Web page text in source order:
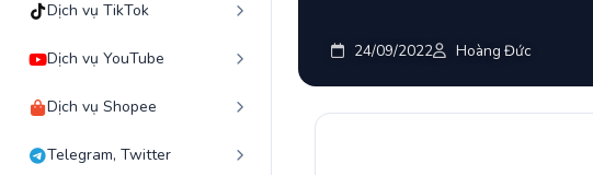
Dịch vụ TikTok
Dịch vụ YouTube
Dịch vụ Shopee
Telegram, Twitter
24/09/2022 Hoàng Đức